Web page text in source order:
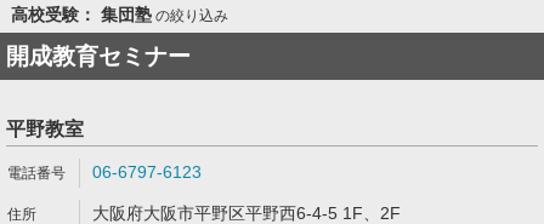
高校受験： 集団塾の絞り込み
開成教育セミナー
平野教室
06-6797-6123
大阪府大阪市平野区平野西6-4-5 1F、2F